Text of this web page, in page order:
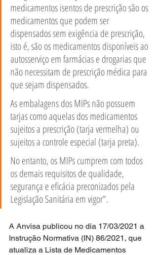
medicamentos isentos de prescrição são os
medicamentos que podem ser
dispensados sem exigência de prescrição,
isto é, são os medicamentos disponíveis ao
autosserviço em farmácias e drogarias que
não necessitam de prescrição médica para
que sejam dispensados.
As embalagens dos MIPs não possuem
tarjas como aquelas dos medicamentos
sujeitos a prescrição (tarja vermelha) ou
sujeitos a controle especial (tarja preta).
No entanto, os MIPs cumprem com todos
os demais requisitos de qualidade,
segurança e eficácia preconizados pela
Legislação Sanitária em vigor".
A Anvisa publicou no dia 17/03/2021 a
Instrução Normativa (IN) 86/2021, que
atualiza a Lista de Medicamentos